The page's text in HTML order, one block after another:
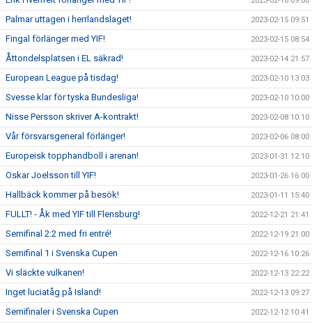
Palmar uttagen i herrlandslaget! 2023-02-15 09:51
Fingal förlänger med YIF! 2023-02-15 08:54
Åttondelsplatsen i EL säkrad! 2023-02-14 21:57
European League på tisdag! 2023-02-10 13:03
Svesse klar för tyska Bundesliga! 2023-02-10 10:00
Nisse Persson skriver A-kontrakt! 2023-02-08 10:10
Vår försvarsgeneral förlänger! 2023-02-06 08:00
Europeisk topphandboll i arenan! 2023-01-31 12:10
Oskar Joelsson till YIF! 2023-01-26 16:00
Hallbäck kommer på besök! 2023-01-11 15:40
FULLT! - Åk med YIF till Flensburg! 2022-12-21 21:41
Semifinal 2:2 med fri entré! 2022-12-19 21:00
Semifinal 1 i Svenska Cupen 2022-12-16 10:26
Vi släckte vulkanen! 2022-12-13 22:22
Inget luciatåg på Island! 2022-12-13 09:27
Semifinaler i Svenska Cupen 2022-12-12 10:41